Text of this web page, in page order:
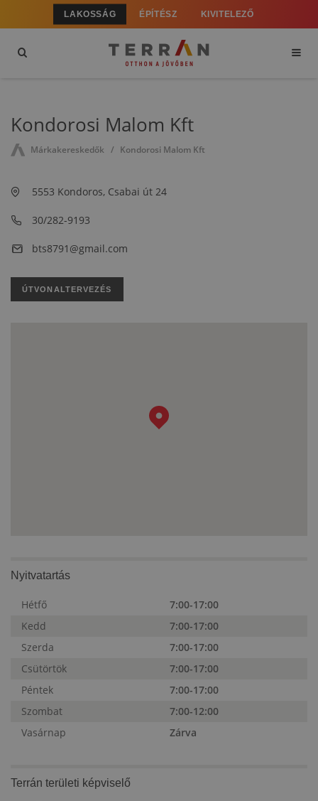
LAKOSSÁG ÉPÍTÉSZ KIVITELEZŐ
Kondorosi Malom Kft
Márkakereskedők Kondorosi Malom Kft
5553 Kondoros, Csabai út 24
30/282-9193
bts8791@gmail.com
ÚTVONALTERVEZÉS
Nyitvatartás
Hétfő
7:00-17:00
Kedd
7:00-17:00
Szerda
7:00-17:00
Csütörtök
7:00-17:00
Péntek
7:00-17:00
Szombat
7:00-12:00
Vasárnap
Zárva
Terrán területi képviselő